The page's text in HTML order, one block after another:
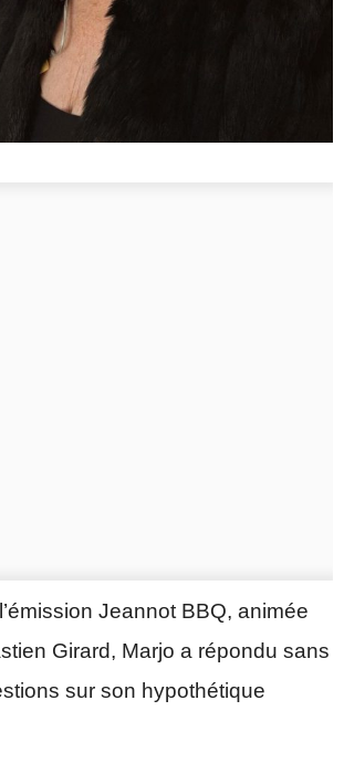
Jeannot BBQ, animée
Girard, Marjo a répondu sans
sur son hypothétique